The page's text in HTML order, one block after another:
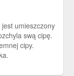
umieszczony
swą cipę.
cipy.